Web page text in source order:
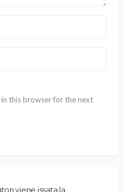
in this browser for the next
viene issata la